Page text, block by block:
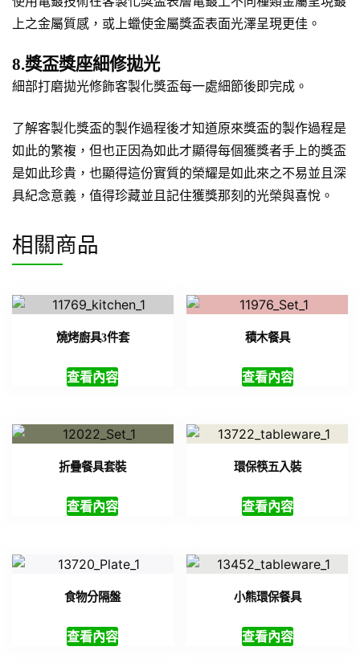
上之金屬質感，或上蠟使金屬獎盃表面光澤呈現更佳。
8.獎盃獎座細修拋光
細部打磨拋光修飾客製化獎盃每一處細節後即完成。
了解客製化獎盃的製作過程後才知道原來獎盃的製作過程是
如此的繁複，但也正因為如此才顯得每個獲獎者手上的獎盃
是如此珍貴，也顯得這份實質的榮耀是如此來之不易並且深
具紀念意義，值得珍藏並且記住獲獎那刻的光榮與喜悅。
相關商品
燒烤廚具3件套
查看內容
積木餐具
查看內容
折疊餐具套裝
查看內容
環保筷五入裝
查看內容
食物分隔盤
查看內容
小熊環保餐具
查看內容